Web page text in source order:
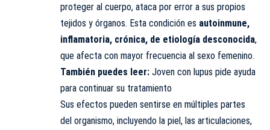
proteger al cuerpo, ataca por error a sus propios
tejidos y órganos. Esta condición es autoinmune,
inflamatoria, crónica, de etiología desconocida,
que afecta con mayor frecuencia al sexo femenino.
También puedes leer: Joven con lupus pide ayuda
para continuar su tratamiento
Sus efectos pueden sentirse en múltiples partes
del organismo, incluyendo la piel, las articulaciones,